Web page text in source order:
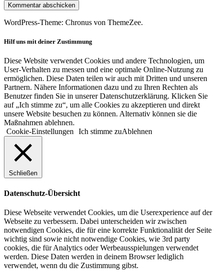
WordPress-Theme: Chronus von ThemeZee.
Hilf uns mit deiner Zustimmung
Diese Website verwendet Cookies und andere Technologien, um
User-Verhalten zu messen und eine optimale Online-Nutzung zu
ermöglichen. Diese Daten teilen wir auch mit Dritten und unseren
Partnern. Nähere Informationen dazu und zu Ihren Rechten als
Benutzer finden Sie in unserer Datenschutzerklärung. Klicken Sie
auf „Ich stimme zu“, um alle Cookies zu akzeptieren und direkt
unsere Website besuchen zu können. Alternativ können sie die
Maßnahmen ablehnen.
Cookie-Einstellungen
Ich stimme zuAblehnen
Schließen
Datenschutz-Übersicht
Diese Webseite verwendet Cookies, um die Userexperience auf der
Webseite zu verbessern. Dabei unterscheiden wir zwischen
notwendigen Cookies, die für eine korrekte Funktionalität der Seite
wichtig sind sowie nicht notwendige Cookies, wie 3rd party
cookies, die für Analytics oder Werbeausspielungen verwendet
werden. Diese Daten werden in deinem Browser lediglich
verwendet, wenn du die Zustimmung gibst.